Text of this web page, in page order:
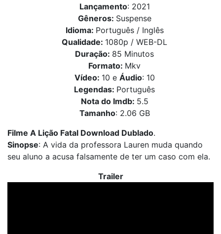
Lançamento: 2021
Gêneros: Suspense
Idioma: Português / Inglês
Qualidade: 1080p / WEB-DL
Duração: 85 Minutos
Formato: Mkv
Vídeo: 10 e Áudio: 10
Legendas: Português
Nota do Imdb: 5.5
Tamanho: 2.06 GB
Filme A Lição Fatal Download Dublado.
Sinopse: A vida da professora Lauren muda quando
seu aluno a acusa falsamente de ter um caso com ela.
Trailer